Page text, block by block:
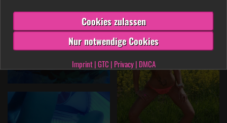
Cookies zulassen
Nur notwendige Cookies
Imprint|GTC | Privacy| DMCA